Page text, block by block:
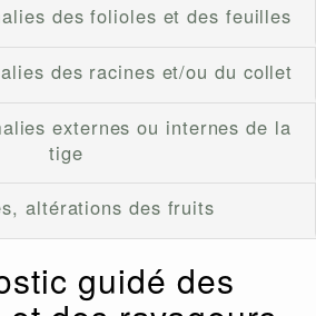
des folioles et des feuilles
des racines et/ou du collet
externes ou internes de la
tige
altérations des fruits
guidé des